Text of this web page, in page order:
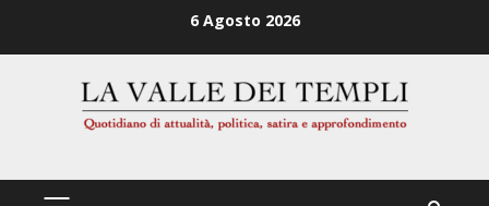
6 Agosto 2026